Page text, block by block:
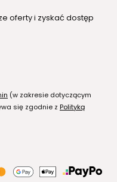
oferty i zyskać dostęp
(w zakresie dotyczącym
się zgodnie z Polityką